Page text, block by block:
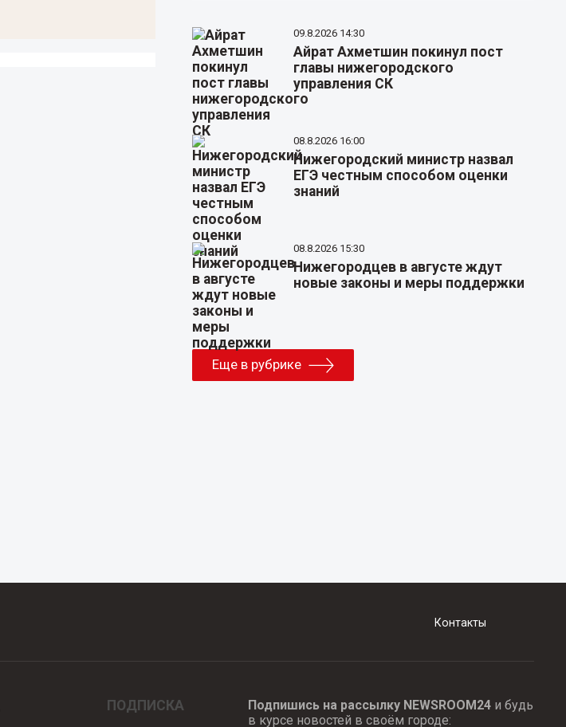
09.8.2026 14:30
Айрат Ахметшин покинул пост
главы нижегородского
управления СК
08.8.2026 16:00
Нижегородский министр назвал
ЕГЭ честным способом оценки
знаний
08.8.2026 15:30
Нижегородцев в августе ждут
новые законы и меры поддержки
Еще в рубрике
Контакты
ПОДПИСКА Подпишись на рассылку NEWSROOM24и будь
в курсе новостей в своём городе: